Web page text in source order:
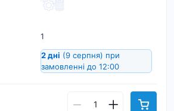
1
2 дні (9 серпня) при
замовленні до 12:00